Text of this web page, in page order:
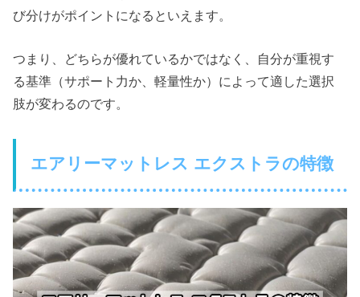
び分けがポイントになるといえます。
つまり、どちらが優れているかではなく、自分が重視す
る基準（サポート力か、軽量性か）によって適した選択
肢が変わるのです。
エアリーマットレス エクストラの特徴